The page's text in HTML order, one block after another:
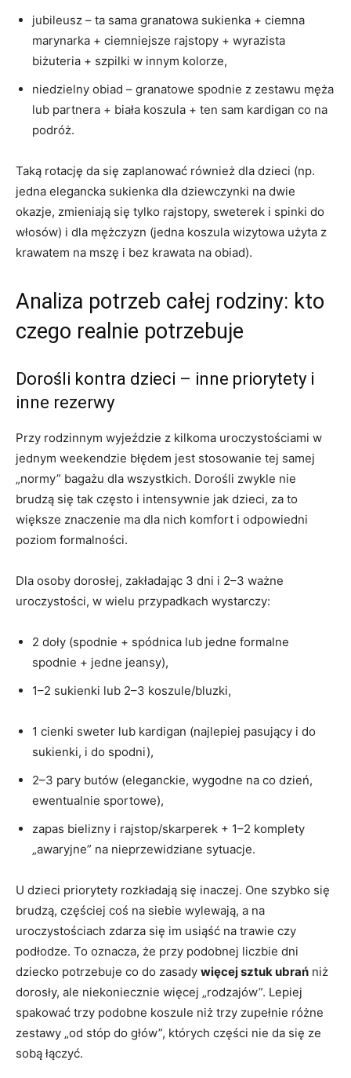
jubileusz – ta sama granatowa sukienka + ciemna
marynarka + ciemniejsze rajstopy + wyrazista
biżuteria + szpilki w innym kolorze,
niedzielny obiad – granatowe spodnie z zestawu męża
lub partnera + biała koszula + ten sam kardigan co na
podróż.
Taką rotację da się zaplanować również dla dzieci (np.
jedna elegancka sukienka dla dziewczynki na dwie
okazje, zmieniają się tylko rajstopy, sweterek i spinki do
włosów) i dla mężczyzn (jedna koszula wizytowa użyta z
krawatem na mszę i bez krawata na obiad).
Analiza potrzeb całej rodziny: kto
czego realnie potrzebuje
Dorośli kontra dzieci – inne priorytety i
inne rezerwy
Przy rodzinnym wyjeździe z kilkoma uroczystościami w
jednym weekendzie błędem jest stosowanie tej samej
„normy” bagażu dla wszystkich. Dorośli zwykle nie
brudzą się tak często i intensywnie jak dzieci, za to
większe znaczenie ma dla nich komfort i odpowiedni
poziom formalności.
Dla osoby dorosłej, zakładając 3 dni i 2–3 ważne
uroczystości, w wielu przypadkach wystarczy:
2 doły (spodnie + spódnica lub jedne formalne
spodnie + jedne jeansy),
1–2 sukienki lub 2–3 koszule/bluzki,
1 cienki sweter lub kardigan (najlepiej pasujący i do
sukienki, i do spodni),
2–3 pary butów (eleganckie, wygodne na co dzień,
ewentualnie sportowe),
zapas bielizny i rajstop/skarperek + 1–2 komplety
„awaryjne” na nieprzewidziane sytuacje.
U dzieci priorytety rozkładają się inaczej. One szybko się
brudzą, częściej coś na siebie wylewają, a na
uroczystościach zdarza się im usiąść na trawie czy
podłodze. To oznacza, że przy podobnej liczbie dni
dziecko potrzebuje co do zasady więcej sztuk ubrań niż
dorosły, ale niekoniecznie więcej „rodzajów”. Lepiej
spakować trzy podobne koszule niż trzy zupełnie różne
zestawy „od stóp do głów”, których części nie da się ze
sobą łączyć.